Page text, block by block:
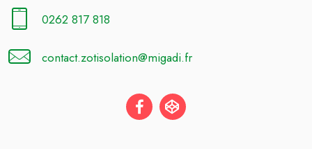
0262 817 818
contact.zotisolation@migadi.fr